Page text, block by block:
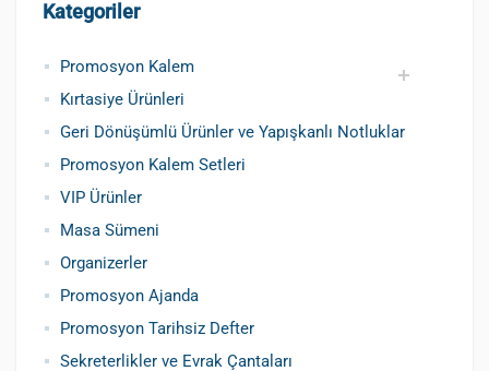
Kategoriler
Promosyon Kalem
Promosyon Metal Kalem
Promosyon Roller Kalem
Promosyon Dokunmatik Kalem
Promosyon Plastik Kalem
Geri Dönüşümlü ve Tohumlu Kalemler
Promosyon Fosforlu Kalem
Kursun Kalemler
Kırtasiye Ürünleri
Geri Dönüşümlü Ürünler ve Yapışkanlı Notluklar
Promosyon Kalem Setleri
VIP Ürünler
Masa Sümeni
Organizerler
Promosyon Ajanda
Promosyon Tarihsiz Defter
Sekreterlikler ve Evrak Çantaları